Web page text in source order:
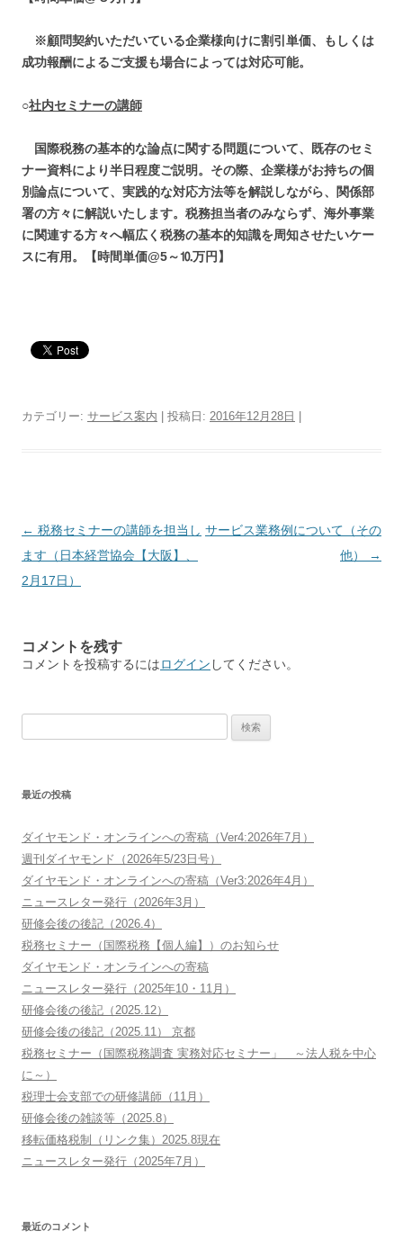
※顧問契約いただいている企業様向けに割引単価、もしくは
成功報酬によるご支援も場合によっては対応可能。
○社内セミナーの講師
国際税務の基本的な論点に関する問題について、既存のセミ
ナー資料により半日程度ご説明。その際、企業様がお持ちの個
別論点について、実践的な対応方法等を解説しながら、関係部
署の方々に解説いたします。税務担当者のみならず、海外事業
に関連する方々へ幅広く税務の基本的知識を周知させたいケー
スに有用。【時間単価@5～⒑万円】
カテゴリー: サービス案内 | 投稿日: 2016年12月28日
投稿ナビゲーション
← 税務セミナーの講師を担当し
ます（日本経営協会【大阪】、
2月17日）
サービス業務例について（その
他）
→
コメントを残す
コメントを投稿するにはログイン してください。
最近の投稿
ダイヤモンド・オンラインへの寄稿（Ver4:2026年7月）
週刊ダイヤモンド（2026年5/23日号）
ダイヤモンド・オンラインへの寄稿（Ver3:2026年4月）
ニュースレター発行（2026年3月）
研修会後の後記（2026.4）
税務セミナー（国際税務【個人編】）のお知らせ
ダイヤモンド・オンラインへの寄稿
ニュースレター発行（2025年10・11月）
研修会後の後記（2025.12）
研修会後の後記（2025.11） 京都
税務セミナー（国際税務調査 実務対応セミナー」 ～法人税を中心
に～）
税理士会支部での研修講師（11月）
研修会後の雑談等（2025.8）
移転価格税制（リンク集）2025.8現在
ニュースレター発行（2025年7月）
最近のコメント